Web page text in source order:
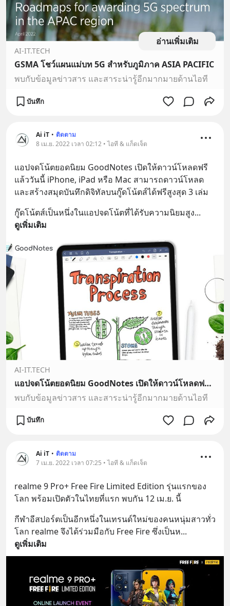
อ่านเพิ่มเติม
AI-IT.TECH
GSMA โชว์แผนแม่บท 5G สำหรับภูมิภาค ASIA PACIFIC
พบกับข้อมูลข่าวสาร และสาระน่ารู้อีกมากมายด้านไอที
บันทึก
Ai iT • ติดตาม
8 เม.ย. 2022 เวลา 02:12 • ไอที & แก็ดเจ็ต
แอปจดโน้ตยอดนิยม GoodNotes เปิดให้ดาวน์โหลดฟรี
แล้ววันนี้ iPhone, iPad หรือ Mac สามารถดาวน์โหลด
และสร้างสมุดบันทึกดิจิทัลบนกู๊ดโน้ตส์ได้ฟรีสูงสุด 3 เล่ม
กู๊ดโน้ตส์เป็นหนึ่งในแอปจดโน้ตที่ได้รับความนิยมสูง...
ดูเพิ่มเติม
AI-IT.TECH
แอปจดโน้ตยอดนิยม GoodNotes เปิดให้ดาวน์โหลดฟรีแล้ววันนี้ iPhone, iPad หรือ Mac สามารถดาวน์โหลดและสร้างสมุดบันทึกดิจิทัลบนกู๊ดโน้ตส์ได้ฟรีสูงสุด 3 เล่ม
พบกับข้อมูลข่าวสาร และสาระน่ารู้อีกมากมายด้านไอที
บันทึก
Ai iT • ติดตาม
7 เม.ย. 2022 เวลา 07:25 • ไอที & แก็ดเจ็ต
realme 9 Pro+ Free Fire Limited Edition รุ่นแรกของ
โลก พร้อมเปิดตัวในไทยที่แรก พบกัน 12 เม.ย. นี้
กีฬาอีสปอร์ตเป็นอีกหนึ่งในเทรนด์ใหม่ของคนหนุ่มสาวทั่ว
โลก realme จึงได้ร่วมมือกับ Free Fire ซึ่งเป็นห...
ดูเพิ่มเติม